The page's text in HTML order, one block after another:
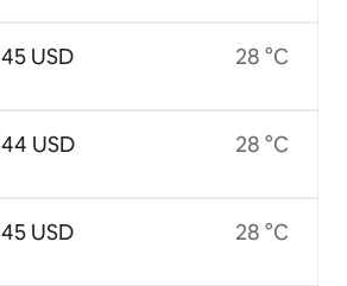
USD
USD
USD
28 °C
28 °C
28 °C